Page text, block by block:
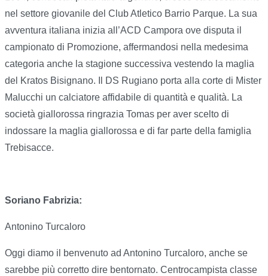
nel settore giovanile del Club Atletico Barrio Parque. La sua
avventura italiana inizia all’ACD Campora ove disputa il
campionato di Promozione, affermandosi nella medesima
categoria anche la stagione successiva vestendo la maglia
del Kratos Bisignano. Il DS Rugiano porta alla corte di Mister
Malucchi un calciatore affidabile di quantità e qualità. La
società giallorossa ringrazia Tomas per aver scelto di
indossare la maglia giallorossa e di far parte della famiglia
Trebisacce.
Soriano Fabrizia:
Antonino Turcaloro
Oggi diamo il benvenuto ad Antonino Turcaloro, anche se
sarebbe più corretto dire bentornato. Centrocampista classe